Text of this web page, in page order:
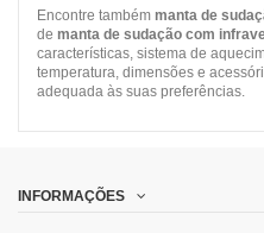
Encontre também manta de
de manta de sudação com
características, sistema de
temperatura, dimensões e
adequada às suas preferências.
INFORMAÇÕES